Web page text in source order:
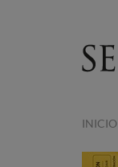
INICIO